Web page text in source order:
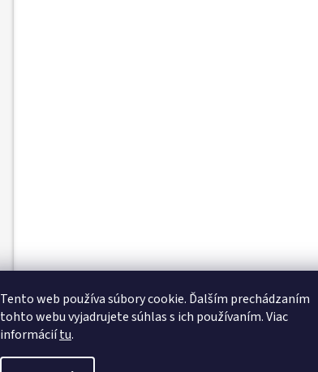
Tento web používa súbory cookie. Ďalším prechádzaním
tohto webu vyjadrujete súhlas s ich používaním. Viac
informáciítu.